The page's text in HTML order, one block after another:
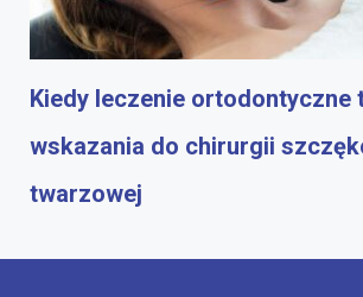
Kiedy leczenie ortodontyczne
wskazania do chirurgii
twarzowej